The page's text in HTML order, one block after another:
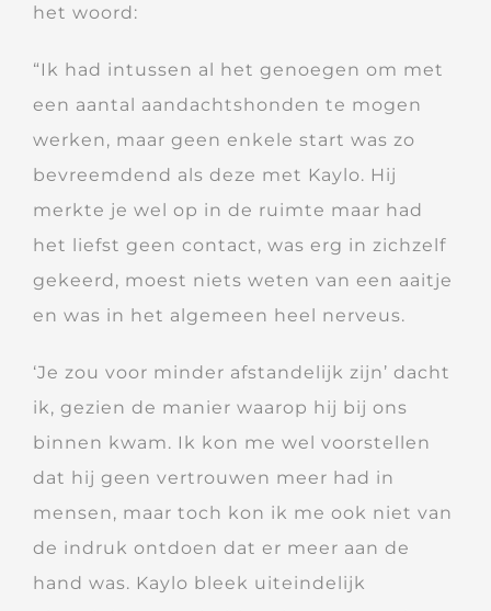
het woord:
“Ik had intussen al het genoegen om met
een aantal aandachtshonden te mogen
werken, maar geen enkele start was zo
bevreemdend als deze met Kaylo. Hij
merkte je wel op in de ruimte maar had
het liefst geen contact, was erg in zichzelf
gekeerd, moest niets weten van een aaitje
en was in het algemeen heel nerveus.
‘Je zou voor minder afstandelijk zijn’ dacht
ik, gezien de manier waarop hij bij ons
binnen kwam. Ik kon me wel voorstellen
dat hij geen vertrouwen meer had in
mensen, maar toch kon ik me ook niet van
de indruk ontdoen dat er meer aan de
hand was. Kaylo bleek uiteindelijk